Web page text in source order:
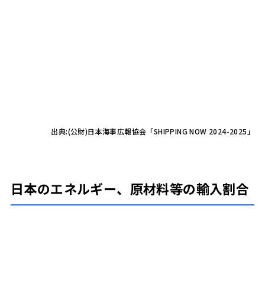
出典:(公財)日本海事広報協会「SHIPPING NOW 2024-2025」
日本のエネルギー、原材料等の輸入割合